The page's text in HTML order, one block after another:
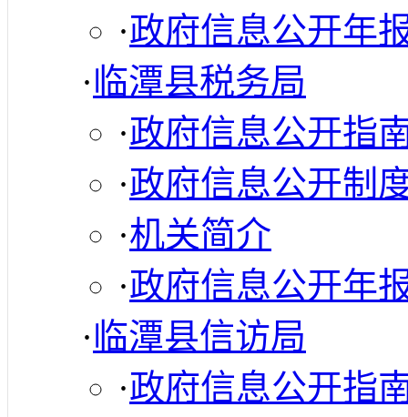
·政府信息公开年
·临潭县税务局
·政府信息公开指
·政府信息公开制
·机关简介
·政府信息公开年
·临潭县信访局
·政府信息公开指